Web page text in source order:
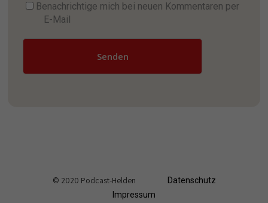
Benachrichtige mich bei neuen Kommentaren per
E-Mail
Senden
© 2020 Podcast-Helden
Datenschutz
Impressum